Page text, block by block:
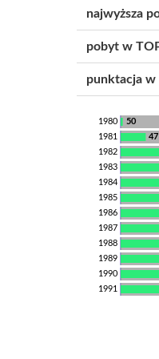
najwyższa
pobyt w
punktacja w
50
1980
47
1981
1982
1983
1984
1985
1986
1987
1988
1989
1990
1991